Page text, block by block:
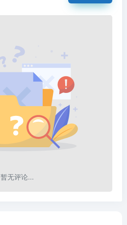
暂无评论...